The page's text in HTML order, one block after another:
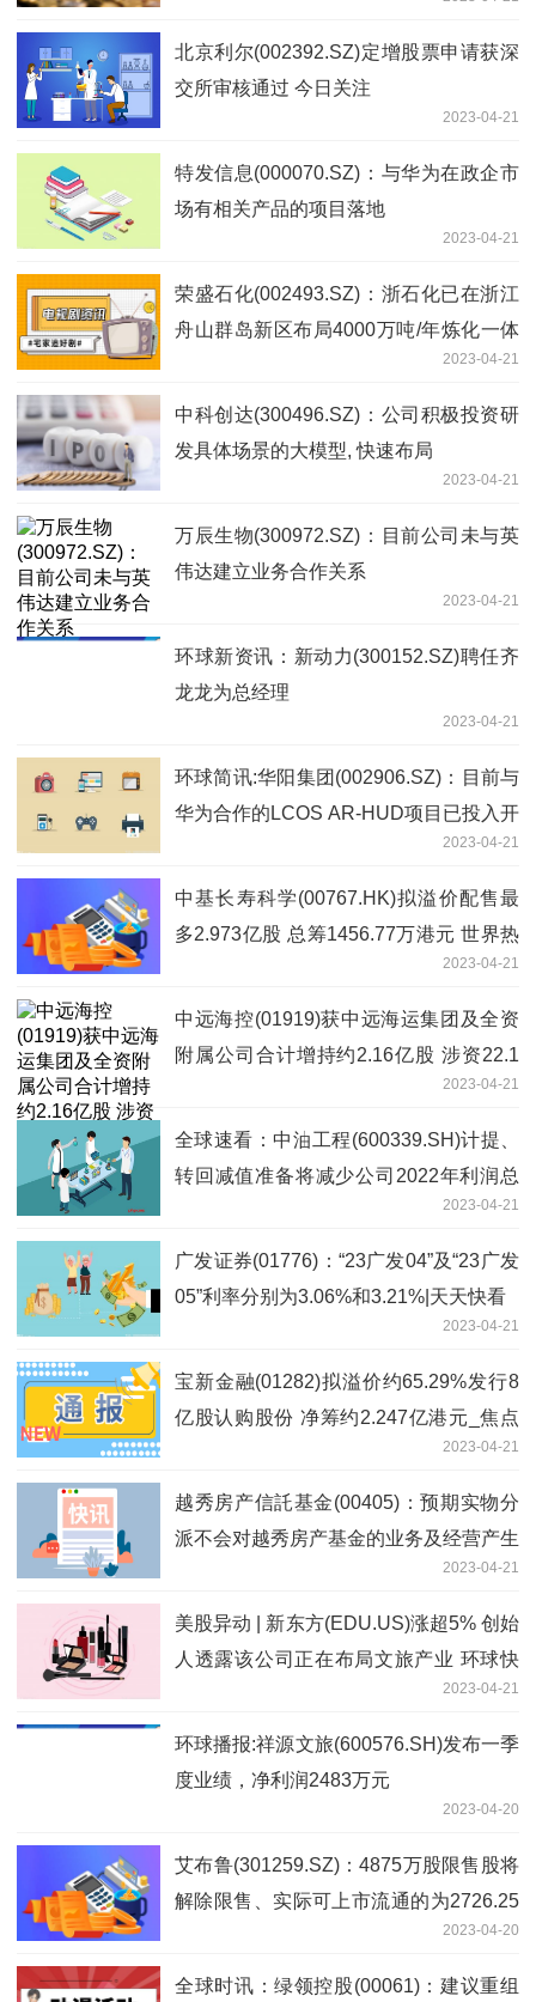
北京利尔(002392.SZ)定增股票申请获深
交所审核通过 今日关注
2023-04-21
特发信息(000070.SZ)：与华为在政企市
场有相关产品的项目落地
2023-04-21
荣盛石化(002493.SZ)：浙石化已在浙江
舟山群岛新区布局4000万吨/年炼化一体
2023-04-21
中科创达(300496.SZ)：公司积极投资研
发具体场景的大模型, 快速布局
2023-04-21
万辰生物(300972.SZ)：目前公司未与英
伟达建立业务合作关系
2023-04-21
环球新资讯：新动力(300152.SZ)聘任齐
龙龙为总经理
2023-04-21
环球简讯:华阳集团(002906.SZ)：目前与
华为合作的LCOS AR-HUD项目已投入开
2023-04-21
中基长寿科学(00767.HK)拟溢价配售最
多2.973亿股 总筹1456.77万港元 世界热
2023-04-21
中远海控(01919)获中远海运集团及全资
附属公司合计增持约2.16亿股 涉资22.1
2023-04-21
全球速看：中油工程(600339.SH)计提、
转回减值准备将减少公司2022年利润总
2023-04-21
广发证券(01776)：“23广发04”及“23广发
05”利率分别为3.06%和3.21%|天天快看
2023-04-21
宝新金融(01282)拟溢价约65.29%发行8
亿股认购股份 净筹约2.247亿港元_焦点
2023-04-21
越秀房产信託基金(00405)：预期实物分
派不会对越秀房产基金的业务及经营产生
2023-04-21
美股异动 | 新东方(EDU.US)涨超5% 创始
人透露该公司正在布局文旅产业 环球快
2023-04-21
环球播报:祥源文旅(600576.SH)发布一季
度业绩，净利润2483万元
2023-04-20
艾布鲁(301259.SZ)：4875万股限售股将
解除限售、实际可上市流通的为2726.25
2023-04-20
全球时讯：绿领控股(00061)：建议重组